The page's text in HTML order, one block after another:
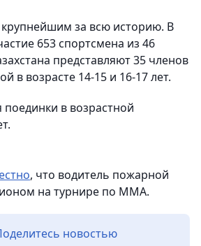
крупнейшим за всю историю. В
653 спортсмена из 46
представляют 35 членов
в возрасте 14-15 и 16-17 лет.
поединки в возрастной
, что водитель пожарной
на турнире по ММА.
новостью